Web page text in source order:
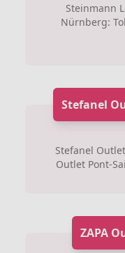
Steinmann
Nürnberg:
Stefanel
Stefanel
Outlet Pont-
ZAPA